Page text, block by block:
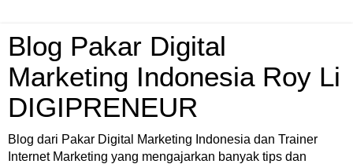
Blog Pakar Digital
Marketing Indonesia Roy Li
DIGIPRENEUR
Blog dari Pakar Digital Marketing Indonesia dan Trainer
Internet Marketing yang mengajarkan banyak tips dan